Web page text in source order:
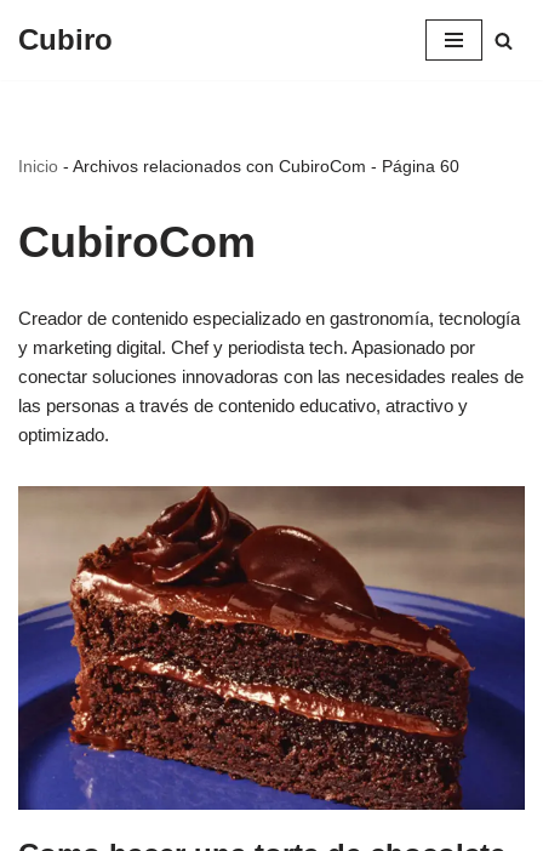
Cubiro
Inicio - Archivos relacionados con CubiroCom - Página 60
CubiroCom
Creador de contenido especializado en gastronomía, tecnología
y marketing digital. Chef y periodista tech. Apasionado por
conectar soluciones innovadoras con las necesidades reales de
las personas a través de contenido educativo, atractivo y
optimizado.